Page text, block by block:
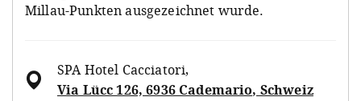
Millau-Punkten ausgezeichnet wurde.
SPA Hotel Cacciatori,
Via Lücc 126, 6936 Cademario, Schweiz